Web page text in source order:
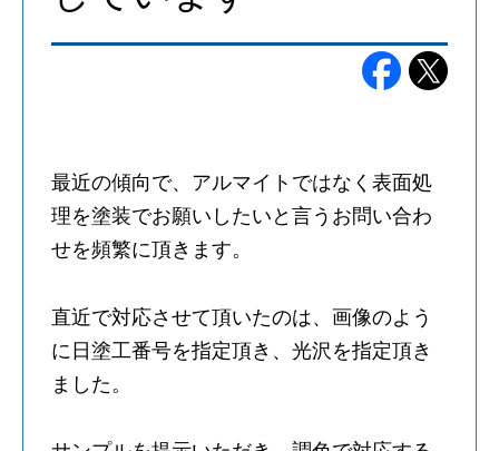
最近の傾向で、アルマイトではなく表面処
理を塗装でお願いしたいと言うお問い合わ
せを頻繁に頂きます。
直近で対応させて頂いたのは、画像のよう
に日塗工番号を指定頂き、光沢を指定頂き
ました。